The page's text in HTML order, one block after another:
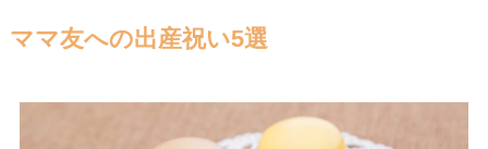
ママ友への出産祝い5選